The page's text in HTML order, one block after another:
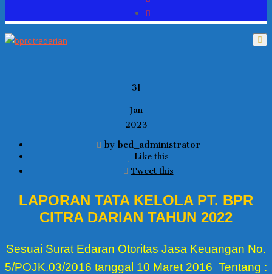
31
Jan
2023
by bcd_administrator
Like this
Tweet this
LAPORAN TATA KELOLA PT. BPR
CITRA DARIAN TAHUN 2022
Sesuai Surat Edaran Otoritas Jasa Keuangan No.
5/POJK.03/2016 tanggal 10 Maret 2016 Tentang :